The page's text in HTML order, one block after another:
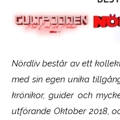
Nördliv består av ett
med sin egen unika
krönikor, guider och
utförande Oktober 2018,